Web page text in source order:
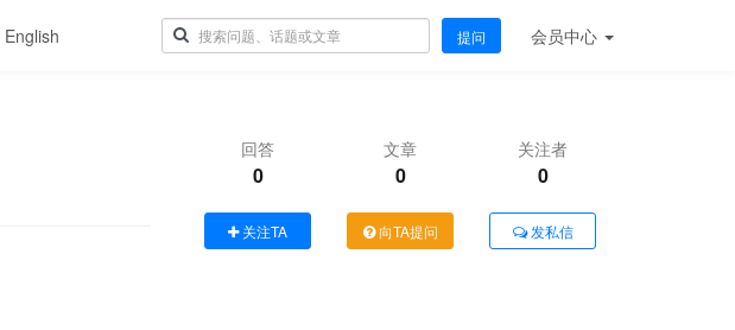
English 提问 会员中心
回答
0
文章
0
关注者
0
关注TA 向TA提问 发私信